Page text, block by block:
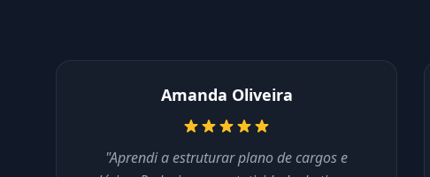
Amanda Oliveira
"Aprendi a estruturar plano de cargos e